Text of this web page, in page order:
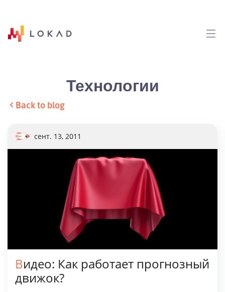
Технологии
Back to blog
сент. 13, 2011
Видео: Как работает прогнозный
движок?